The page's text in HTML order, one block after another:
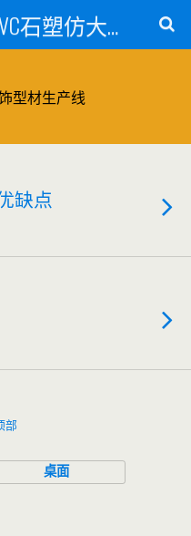
赛嘉机械公司_PVC石塑仿大理石线条生产线_PVC仿大理石板材生产设备_PVC门窗型材生产设备_PVC扣板设备_PVC/WPC发泡板材生产线_PVC波浪瓦生产设备_地毯覆膜TPR TPE设备_TPR鞋边条生产设备_PVC封边条卡条生产设备_PVC造料设备_PVC PE PP管材生产线_混合机
型材生产线
缺点
部
桌面